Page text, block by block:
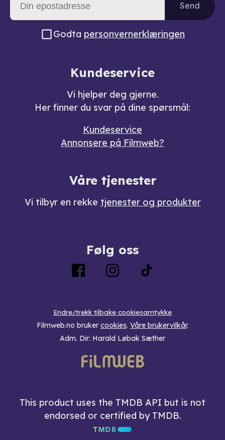
Send
Godta personvernerklæringen
Kundeservice
Vi hjelper deg gjerne.
Her finner du svar på dine spørsmål:
Kundeservice
Annonsere på Filmweb?
Våre tjenester
Vi tilbyr en rekke tjenester og produkter
Følg oss
Endre/trekk tilbake cookiesamtykke
Filmweb.no bruker cookies. Våre brukervilkår.
Adm. Dir: Harald Løbak Sæther
This product uses the TMDB API but is not
endorsed or certified by TMDB.